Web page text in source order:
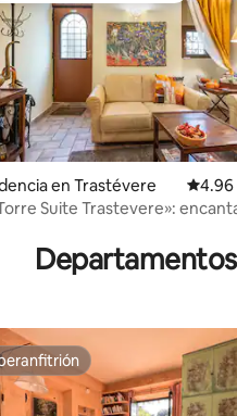
5.0 de 5; 300 evaluaciones
en Trastévere
4.96
Suite Trastevere»: